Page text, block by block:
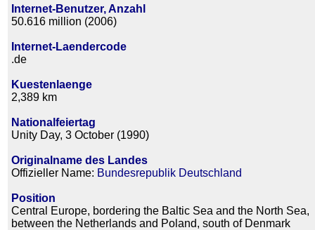
Internet-Benutzer, Anzahl
50.616 million (2006)
Internet-Laendercode
.de
Kuestenlaenge
2,389 km
Nationalfeiertag
Unity Day, 3 October (1990)
Originalname des Landes
Offizieller Name: Bundesrepublik Deutschland
Position
Central Europe, bordering the Baltic Sea and the North Sea,
between the Netherlands and Poland, south of Denmark